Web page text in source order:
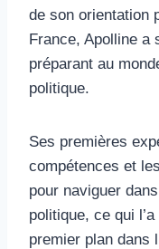
de son orientation
France, Apolline a
préparant au
politique.
Ses premières
compétences et
pour naviguer
politique, ce qui
premier plan dans